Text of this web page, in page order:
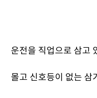
운전을 직업으로 삼고
몰고 신호등이 없는 삼